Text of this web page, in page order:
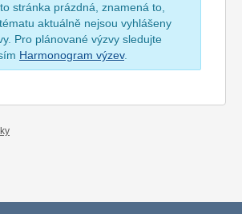
stránka prázdná, znamená to,
aktuálně nejsou vyhlášeny
Pro plánované výzvy sledujte
Harmonogram výzev.